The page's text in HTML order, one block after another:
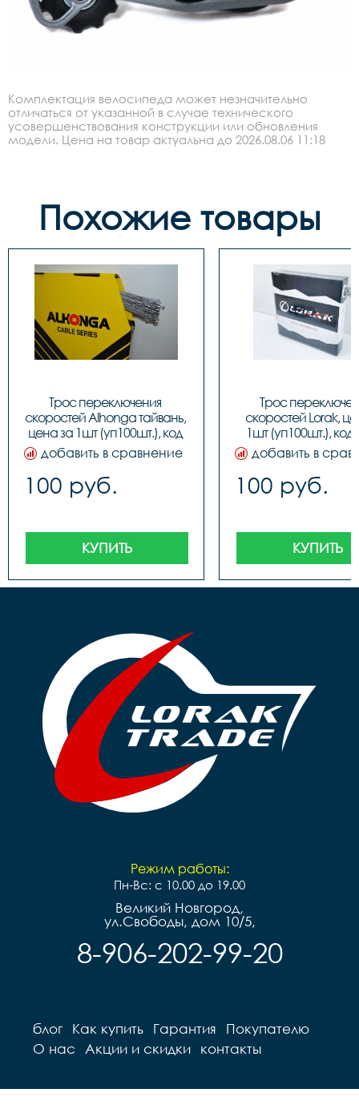
Комплектация велосипеда может незначительно
отличаться от указанной в случае технического
усовершенствования конструкции или обновления
модели. Цена на товар актуальна до 2026.08.06 11:18
Похожие товары
Трос переключения
скоростей Alhonga тайвань,
цена за 1шт (уп100шт.), код
40708
добавить в сравнение
100 руб.
КУПИТЬ
Трос
скоростей Lorak,
1шт (уп100шт.), код
добавить в
100 руб.
КУПИТЬ
Режим работы:
Пн-Вс: с 10.00 до 19.00
Великий Новгород,
ул.Свободы, дом 10/5,
8-906-202-99-20
блог Как купить Гарантия
Покупателю
О нас
Акции и скидки контакты